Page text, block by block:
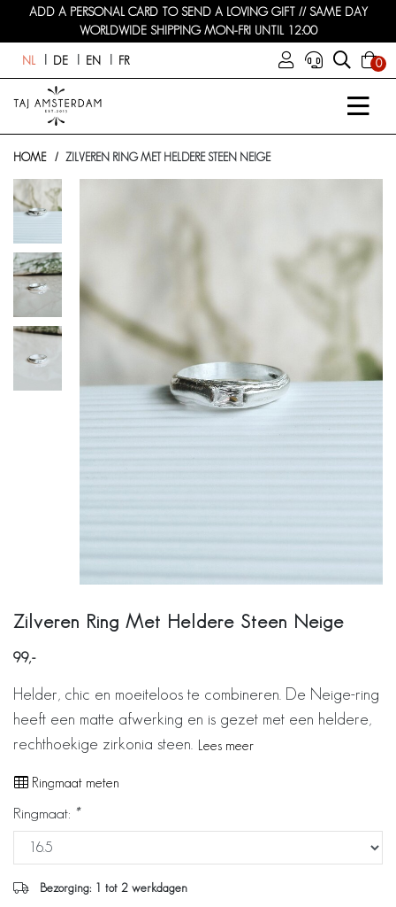
ADD A PERSONAL CARD TO SEND A LOVING GIFT // SAME DAY
WORLDWIDE SHIPPING MON-FRI UNTIL 12:00
NL DE EN FR 0
HOME ZILVEREN RING MET HELDERE STEEN NEIGE
Zilveren Ring Met Heldere Steen Neige
99
Helder, chic en moeiteloos te combineren. De Neige-ring
heeft een matte afwerking en is gezet met een heldere,
rechthoekige zirkonia steen.
Lees meer
Ringmaat meten
Ringmaat: *
Bezorging: 1 tot 2 werkdagen